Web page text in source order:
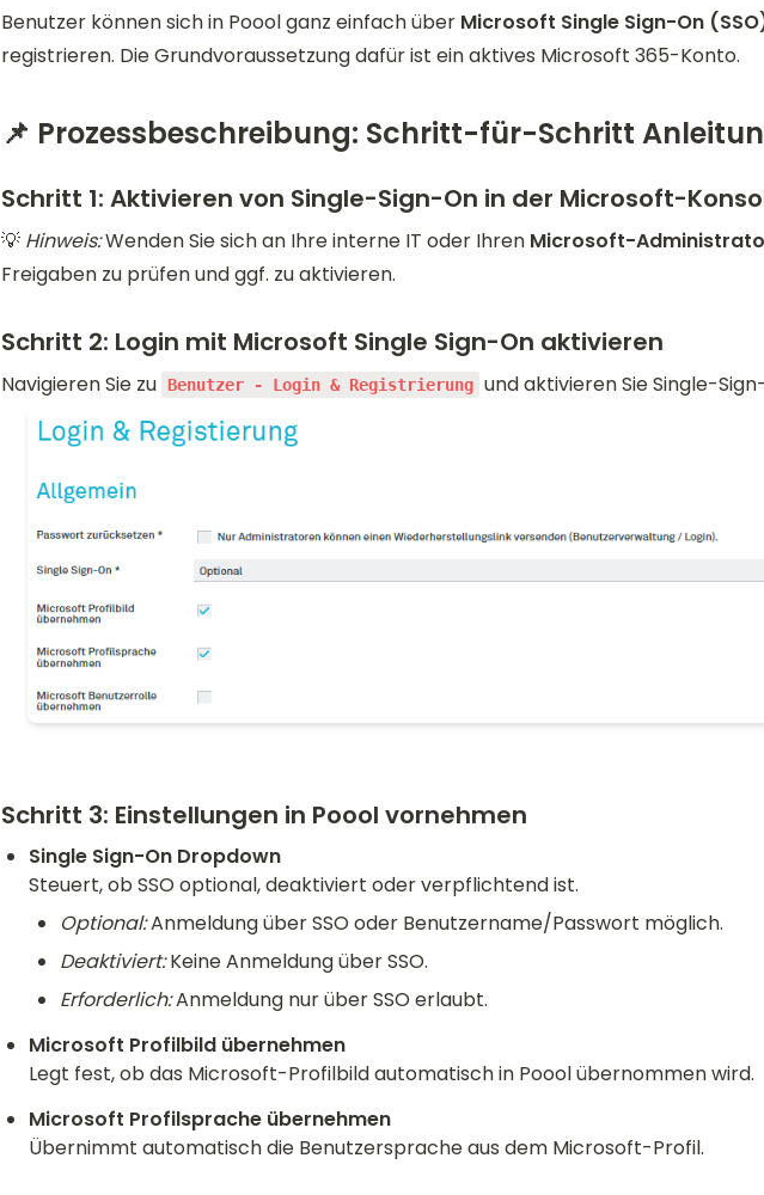
Benutzer können sich in Poool ganz einfach über Microsoft Single Sign-On
registrieren. Die Grundvoraussetzung dafür ist ein aktives Microsoft 365-Konto.
📌 Prozessbeschreibung: Schritt-für-Schritt
Schritt 1: Aktivieren von Single-Sign-On in der Microsoft-
💡 Hinweis: Wenden Sie sich an Ihre interne IT oder Ihren Microsoft-
Freigaben zu prüfen und ggf. zu aktivieren.
Schritt 2: Login mit Microsoft Single Sign-On aktivieren
Navigieren Sie zu Benutzer - Login & Registrierung
Schritt 3: Einstellungen in Poool vornehmen
Steuert, ob SSO optional, deaktiviert oder verpflichtend ist.
Optional: Anmeldung über SSO oder Benutzername/Passwort möglich.
Deaktiviert: Keine Anmeldung über SSO.
Erforderlich: Anmeldung nur über SSO erlaubt.
Legt fest, ob das Microsoft-Profilbild automatisch in Poool übernommen wird.
Übernimmt automatisch die Benutzersprache aus dem Microsoft-Profil.